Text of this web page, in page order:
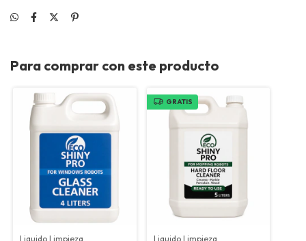
Para comprar con este producto
Liquido Limpieza
GRATIS
Liquido Limpieza